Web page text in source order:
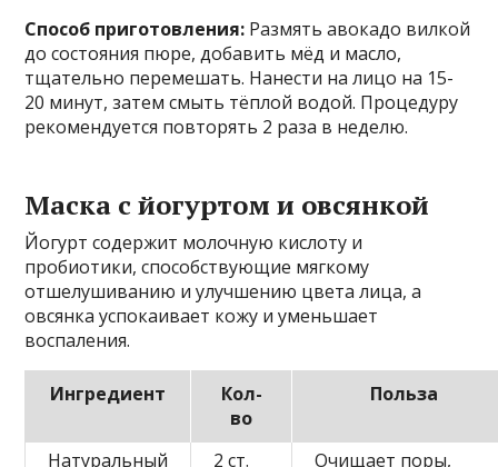
Способ приготовления: Размять авокадо вилкой
до состояния пюре, добавить мёд и масло,
тщательно перемешать. Нанести на лицо на 15-
20 минут, затем смыть тёплой водой. Процедуру
рекомендуется повторять 2 раза в неделю.
Маска с йогуртом и овсянкой
Йогурт содержит молочную кислоту и
пробиотики, способствующие мягкому
отшелушиванию и улучшению цвета лица, а
овсянка успокаивает кожу и уменьшает
воспаления.
Ингредиент
Кол-
во
Польза
Натуральный
2 ст.
Очищает поры,